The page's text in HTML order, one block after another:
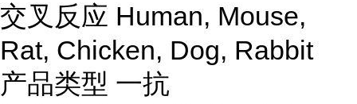
交叉反应 Human, Mouse,
Rat, Chicken, Dog, Rabbit
产品类型 一抗